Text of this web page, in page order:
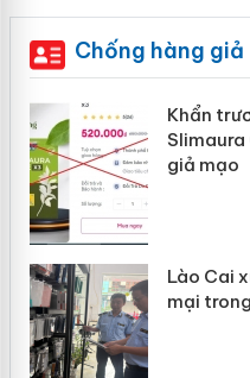
Chống hàng giả
Khẩn
giả mạo
Lào Cai
mại